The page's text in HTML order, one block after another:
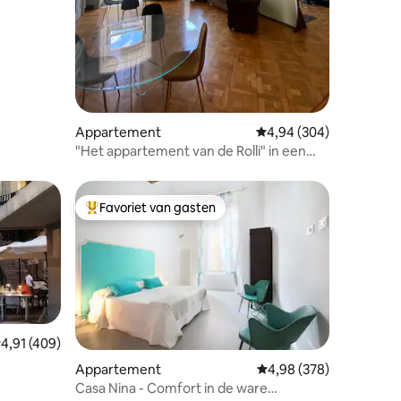
Appartement Gemiddelde
4,94 (304)
"Het appartement van de Rolli" in een
beoordeling van 4,91 uit 5, 409 recensies
4,91 (409)
Topfavoriet van gasten
Favoriet van gasten
Appartement Gemiddelde
4,98 (378)
Casa Nina - Comfort in de ware